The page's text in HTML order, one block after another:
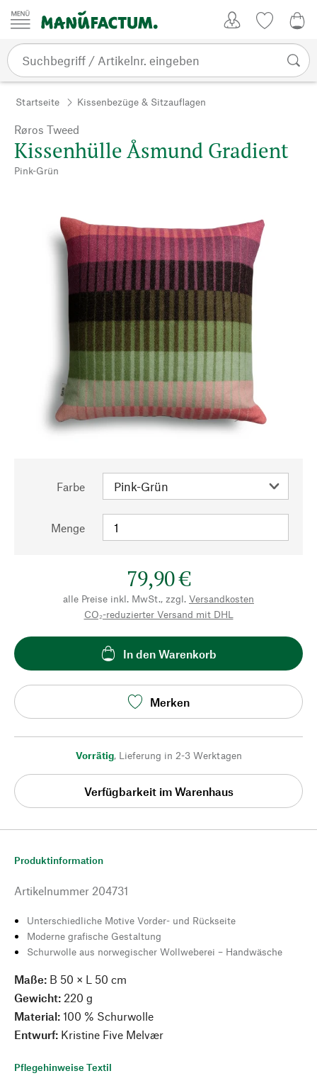
Zum Inhalt springen
Startseite Kissenbezüge & Sitzauflagen
Røros Tweed
Kissenhülle Åsmund Gradient
Pink-Grün
Farbe
Menge
79,90 €
alle Preise inkl. MwSt., zzgl. Versandkosten
CO₂-reduzierter Versand mit DHL
In den Warenkorb
Merken
Vorrätig, Lieferung in 2-3 Werktagen
Verfügbarkeit im Warenhaus
Produktinformation
Artikelnummer 204731
Unterschiedliche Motive Vorder- und Rückseite
Moderne grafische Gestaltung
Schurwolle aus norwegischer Wollweberei – Handwäsche
Maße: B 50 × L 50 cm
Gewicht: 220 g
Material: 100 % Schurwolle
Entwurf: Kristine Five Melvær
Pflegehinweise Textil